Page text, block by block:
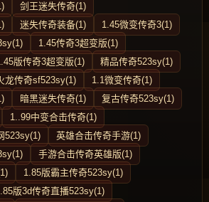
剑王迷失传奇(1)
迷失传奇装备(1)
1.45微变传奇3(1)
1.45传奇3超变版(1)
版传奇3超变版(1)
精品传奇523sy(1)
龙传奇sf523sy(1)
1.1微变传奇(1)
暗黑迷失传奇(1)
复古传奇523sy(1)
1..99中变合击传奇(1)
523sy(1)
英雄合击传奇手游(1)
手游合击传奇英雄版(1)
1.85版霸主传奇523sy(1)
版3d传奇直播523sy(1)